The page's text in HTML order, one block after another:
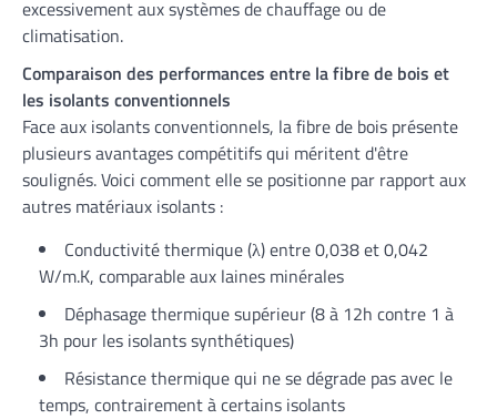
excessivement aux systèmes de chauffage ou de
climatisation.
Comparaison des performances entre la fibre de bois et
les isolants conventionnels
Face aux isolants conventionnels, la fibre de bois présente
plusieurs avantages compétitifs qui méritent d'être
soulignés. Voici comment elle se positionne par rapport aux
autres matériaux isolants :
Conductivité thermique (λ) entre 0,038 et 0,042
W/m.K, comparable aux laines minérales
Déphasage thermique supérieur (8 à 12h contre 1 à
3h pour les isolants synthétiques)
Résistance thermique qui ne se dégrade pas avec le
temps, contrairement à certains isolants